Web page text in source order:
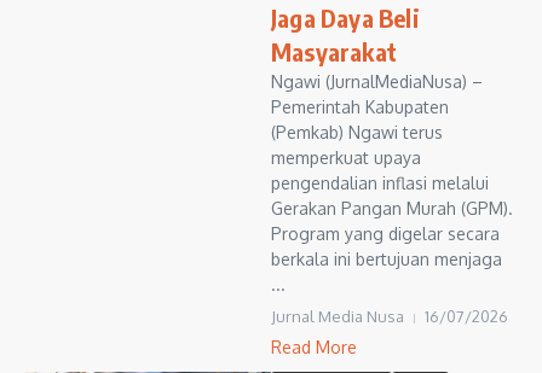
Jaga Daya Beli
Masyarakat
Ngawi (JurnalMediaNusa) –
Pemerintah Kabupaten
(Pemkab) Ngawi terus
memperkuat upaya
pengendalian inflasi melalui
Gerakan Pangan Murah (GPM).
Program yang digelar secara
berkala ini bertujuan menjaga
...
Jurnal Media Nusa 16/07/2026
Read More